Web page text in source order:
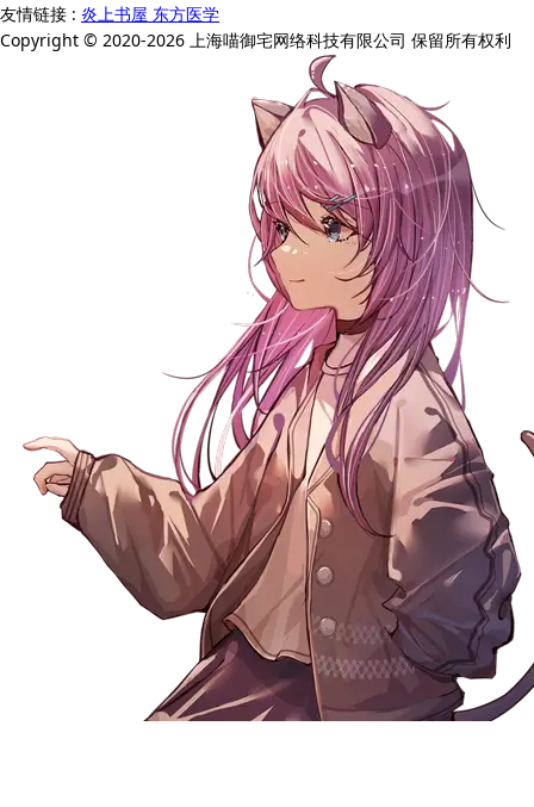
友情链接 : 炎上书屋 东方医学
Copyright © 2020-2026 上海喵御宅网络科技有限公司 保留所有权利